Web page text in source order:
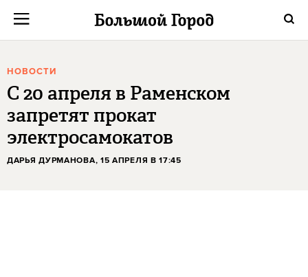
НОВОСТИ
С 20 апреля в Раменском
запретят прокат
электросамокатов
ДАРЬЯ ДУРМАНОВА, 15 АПРЕЛЯ В 17:45